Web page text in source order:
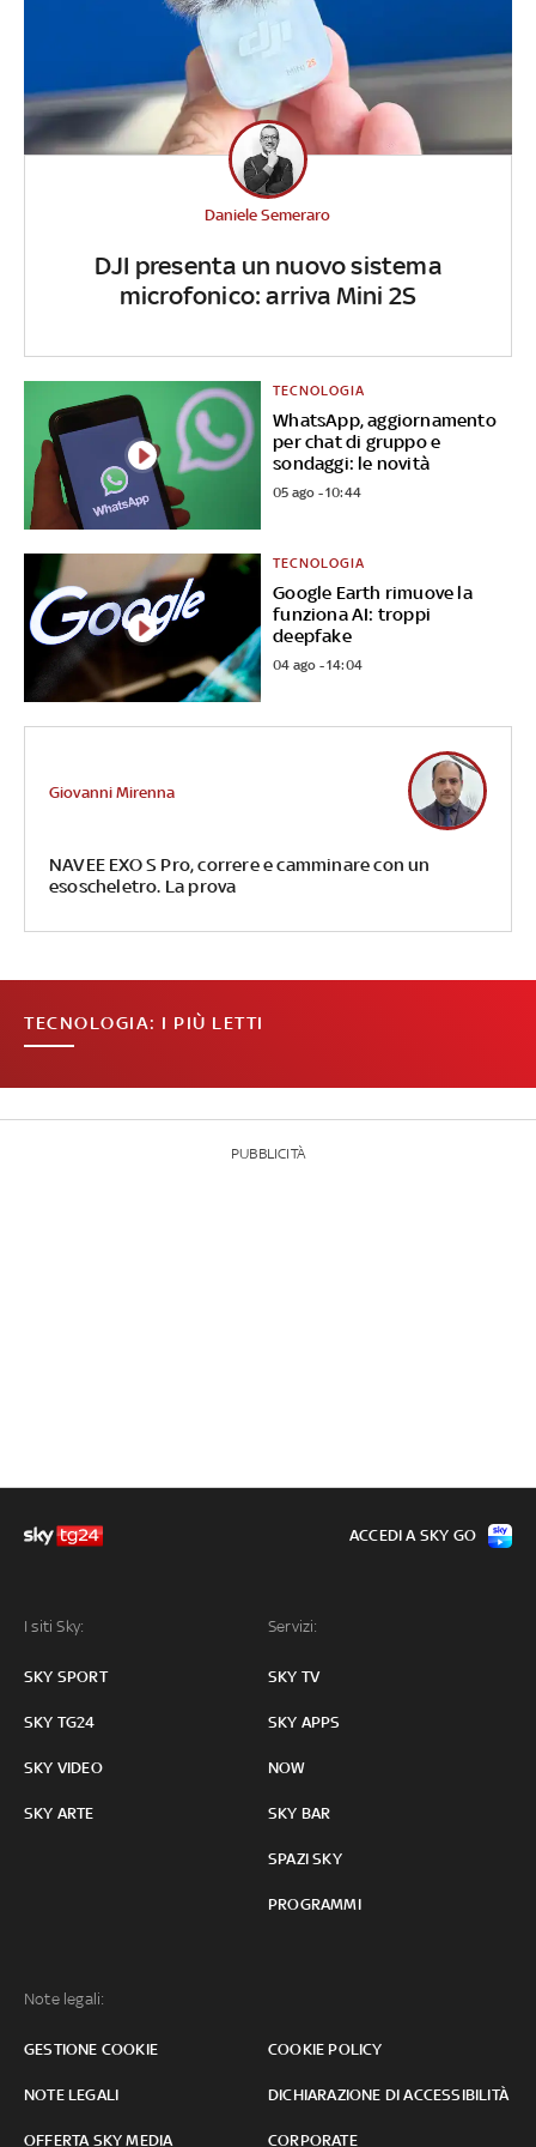
DJI presenta un nuovo sistema
microfonico: arriva Mini 2S
Daniele Semeraro
WhatsApp, aggiornamento
per chat di gruppo e
sondaggi: le novità
TECNOLOGIA
05 ago - 10:44
Google Earth rimuove la
funziona AI: troppi
deepfake
TECNOLOGIA
04 ago - 14:04
NAVEE EXO S Pro, correre e camminare con un
esoscheletro. La prova
Giovanni Mirenna
TECNOLOGIA: I PIÙ LETTI
PUBBLICITÀ
I siti Sky:
SKY SPORT
SKY TG24
SKY VIDEO
SKY ARTE
Servizi:
SKY TV
SKY APPS
NOW
SKY BAR
SPAZI SKY
PROGRAMMI
Note legali:
GESTIONE COOKIE COOKIE POLICY
NOTE LEGALI DICHIARAZIONE DI ACCESSIBILITÀ
OFFERTA SKY MEDIA CORPORATE
ACCEDI A SKY GO